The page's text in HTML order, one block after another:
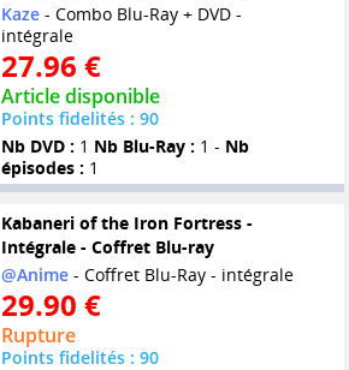
Kaze- Combo Blu-Ray + DVD -
intégrale
27.96 €
Article disponible
Points fidelités : 90
Nb DVD : 1 Nb Blu-Ray : 1 - Nb
épisodes : 1
Kabaneri of the Iron Fortress -
Intégrale - Coffret Blu-ray
@Anime- Coffret Blu-Ray - intégrale
29.90 €
Rupture
Points fidelités : 90